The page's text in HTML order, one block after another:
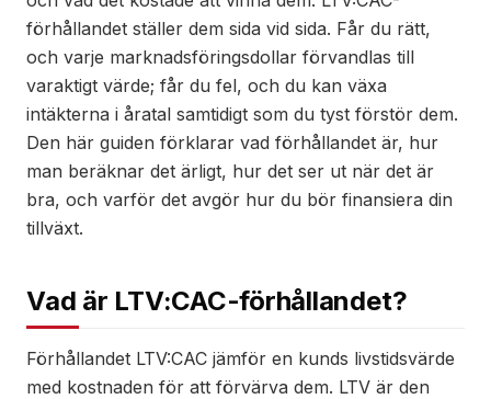
förhållandet ställer dem sida vid sida. Får du rätt,
och varje marknadsföringsdollar förvandlas till
varaktigt värde; får du fel, och du kan växa
intäkterna i åratal samtidigt som du tyst förstör dem.
Den här guiden förklarar vad förhållandet är, hur
man beräknar det ärligt, hur det ser ut när det är
bra, och varför det avgör hur du bör finansiera din
tillväxt.
Vad är LTV:CAC-förhållandet?
Förhållandet LTV:CAC jämför en kunds livstidsvärde
med kostnaden för att förvärva dem. LTV är den